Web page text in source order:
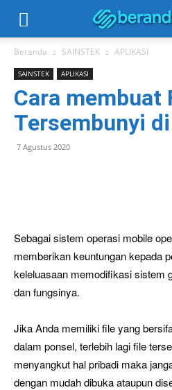
Beranda SAINSTEK APLIKASI
SAINSTEK APLIKASI
Cara membuat
Tersembunyi
7 Agustus 2020
Sebagai sistem operasi mobile
memberikan keuntungan kepada
keleluasaan memodifikasi sistem
dan fungsinya.
Jika Anda memiliki file yang
dalam ponsel, terlebih lagi file
menyangkut hal pribadi maka
dengan mudah dibuka ataupun